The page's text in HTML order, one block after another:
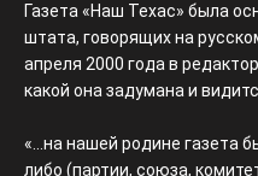
Газета «Наш Техас» была
штата, говорящих на
апреля 2000 года в
какой она задумана и
«...на нашей родине газета
либо (партии, союза,